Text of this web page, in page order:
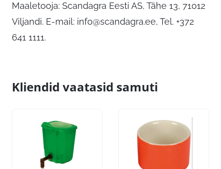
Maaletooja: Scandagra Eesti AS, Tähe 13, 71012
Viljandi. E-mail: info@scandagra.ee, Tel. +372
641 1111.
Kliendid vaatasid samuti